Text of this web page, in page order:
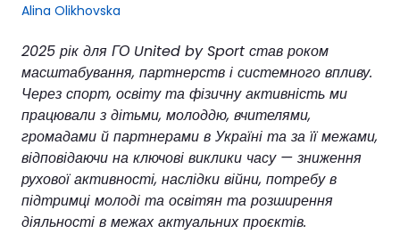
Alina Olikhovska
2025 рік для ГО United by Sport став роком
масштабування, партнерств і системного впливу.
Через спорт, освіту та фізичну активність ми
працювали з дітьми, молоддю, вчителями,
громадами й партнерами в Україні та за її межами,
відповідаючи на ключові виклики часу — зниження
рухової активності, наслідки війни, потребу в
підтримці молоді та освітян та розширення
діяльності в межах актуальних проєктів.